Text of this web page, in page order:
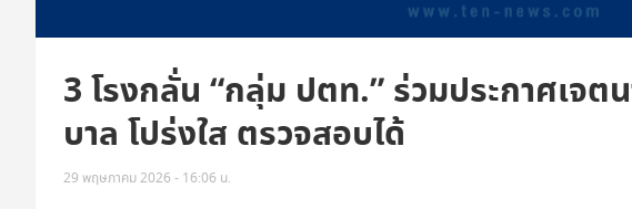
3 โรงกลั่น “กลุ่ม ปตท.” ร่วมประกาศเจ
บาล โปร่งใส ตรวจสอบได้
29 พฤษภาคม 2026 - 16:06 น.